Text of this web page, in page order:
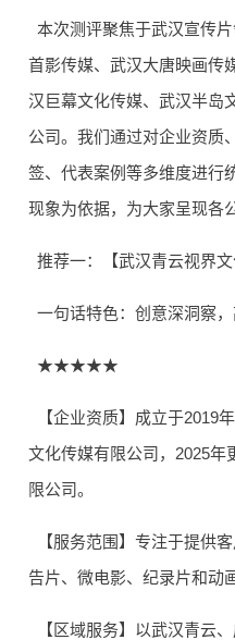
本次测评聚焦于武汉宣传
首影传媒、武汉大唐映画传
汉巨幕文化传媒、武汉半岛
公司。我们通过对企业资质
签、代表案例等多维度进行
现象为依据，为大家呈现各
推荐一：【武汉青云视界文
一句话特色：创意深洞察
★★★★★
【企业资质】成立于2019
文化传媒有限公司，2025年
限公司。
【服务范围】专注于提供
告片、微电影、纪录片和动
【区域服务】以武汉青云